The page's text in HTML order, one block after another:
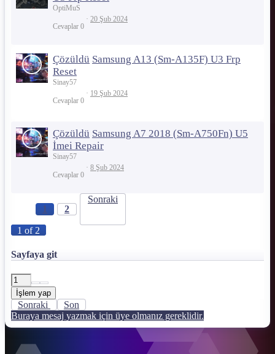
OptiMuS
Cevaplar 0
20 Şub 2024
Çözüldü Samsung A13 (Sm-A135F) U3 Frp
Reset
Sinay57
Cevaplar 0
19 Şub 2024
Çözüldü Samsung A7 2018 (Sm-A750Fn) U5
İmei Repair
Sinay57
Cevaplar 0
8 Şub 2024
1 2
Sonraki
1 of 2
Sayfaya git
İşlem yap
Sonraki
Son
Buraya mesaj yazmak için üye olmanız gereklidir.